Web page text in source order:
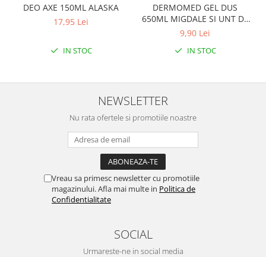
DEO AXE 150ML ALASKA
17,95 Lei
IN STOC
DERMOMED GEL DUS
650ML MIGDALE SI UNT DE
SHEA
9,90 Lei
IN STOC
NEWSLETTER
Nu rata ofertele si promotiile noastre
Vreau sa primesc newsletter cu promotiile
magazinului. Afla mai multe in Politica de
Confidentialitate
SOCIAL
Urmareste-ne in social media